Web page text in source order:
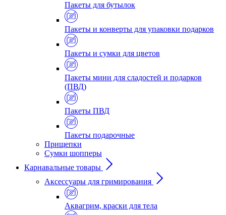
Пакеты для бутылок
Пакеты и конверты для упаковки подарков
Пакеты и сумки для цветов
Пакеты мини для сладостей и подарков
(ПВД)
Пакеты ПВД
Пакеты подарочные
Прищепки
Сумки шопперы
Карнавальные товары
Аксессуары для гримирования
Аквагрим, краски для тела